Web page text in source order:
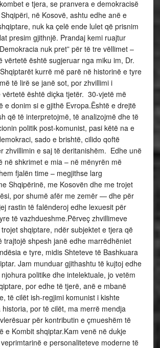
e tjera, se pranvera e demokracisë
në Kosovë, ashtu edhe anë e
nuk ka çelë ende lulet që prisnim
presim gjithnjë. Prandaj kemi ruajtur
nuk pret” për të tre vëllimet –
vërtetë është sugjeruar nga miku im, Dr.
kurrë më parë në historinë e tyre
të lirë se janë sot, por zhvillimi i
vërtetë është diçka tjetër. 30-vjetë më
e donim si e gjithë Evropa.Është e drejtë
që të interpretojmë, të analizojmë dhe të
politik post-komunist, pasi këtë na e
sado e brishtë, cilido qoftë
zhvillimin e saj të deritanishëm. Edhe unë
në shkrimet e mia – në mënyrën më
fjalën time – megjithse larg
Shqipërinë, me Kosovën dhe me trojet
por shumë afër me zemër — dhe për
rastin të falënderoj edhe lexuesit për
të vazhdueshme.Përveç zhvillimeve
shqiptare, ndër subjektet e tjera që
trajtojë shpesh janë edhe marrëdhëniet
e tyre, midis Shteteve të Bashkuara
Jam munduar gjithashtu të kujtoj edhe
politike dhe intelektuale, jo vetëm
por edhe të tjerë, anë e mbanë
të cilët ish-regjimi komunist i kishte
por të cilët, ma merrë mendja
për kontributin e çmueshëm të
e Kombit shqiptar.Kam venë në dukje
e personaliteteve moderne të